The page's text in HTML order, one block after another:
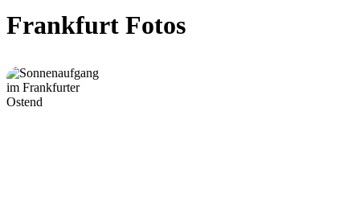
Frankfurt Fotos